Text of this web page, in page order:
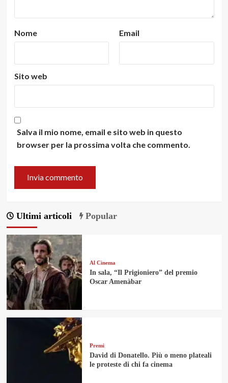
Nome Email
Sito web
Salva il mio nome, email e sito web in questo
browser per la prossima volta che commento.
Ultimi articoli Popular
Al Cinema
In sala, “Il Prigioniero” del premio
Oscar Amenàbar
Premi
David di Donatello. Più o meno plateali
le proteste di chi fa cinema